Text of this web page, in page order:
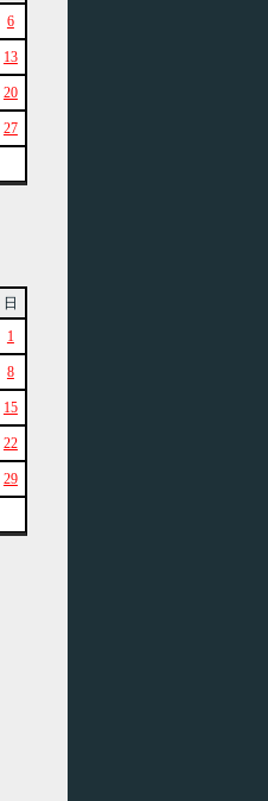
6
13
20
27
日
1
8
15
22
29